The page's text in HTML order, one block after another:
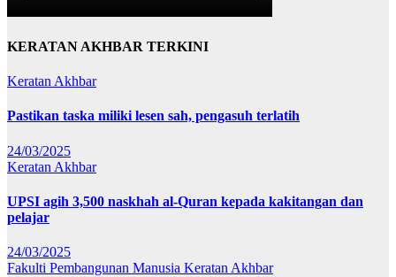
KERATAN AKHBAR TERKINI
Keratan Akhbar
Pastikan taska miliki lesen sah, pengasuh terlatih
24/03/2025
Keratan Akhbar
UPSI agih 3,500 naskhah al-Quran kepada kakitangan dan
pelajar
24/03/2025
Fakulti Pembangunan Manusia Keratan Akhbar